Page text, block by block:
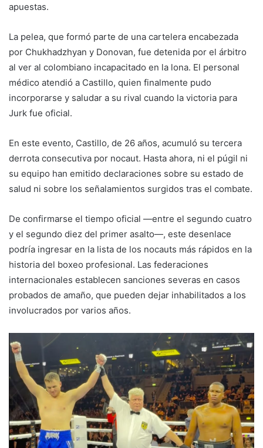
apuestas.
La pelea, que formó parte de una cartelera encabezada
por Chukhadzhyan y Donovan, fue detenida por el árbitro
al ver al colombiano incapacitado en la lona. El personal
médico atendió a Castillo, quien finalmente pudo
incorporarse y saludar a su rival cuando la victoria para
Jurk fue oficial.
En este evento, Castillo, de 26 años, acumuló su tercera
derrota consecutiva por nocaut. Hasta ahora, ni el púgil ni
su equipo han emitido declaraciones sobre su estado de
salud ni sobre los señalamientos surgidos tras el combate.
De confirmarse el tiempo oficial —entre el segundo cuatro
y el segundo diez del primer asalto—, este desenlace
podría ingresar en la lista de los nocauts más rápidos en la
historia del boxeo profesional. Las federaciones
internacionales establecen sanciones severas en casos
probados de amaño, que pueden dejar inhabilitados a los
involucrados por varios años.